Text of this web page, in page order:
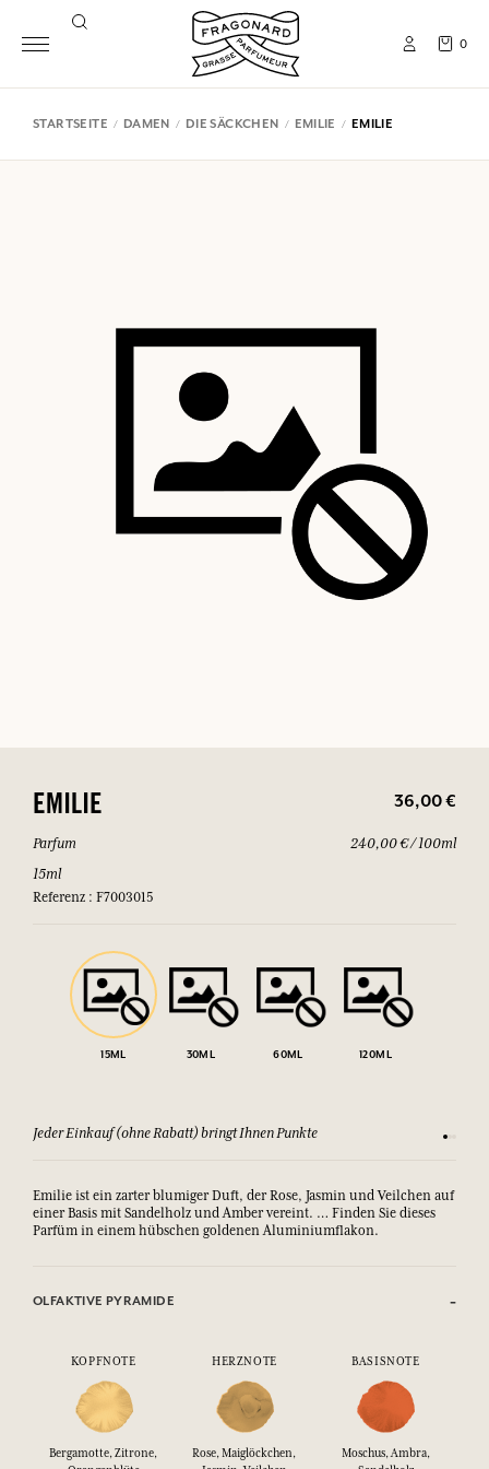
0
STARTSEITE DAMEN DIE SÄCKCHEN EMILIE EMILIE
EMILIE 36,00 €
Parfum
15ml
Referenz : F7003015
240,00 € / 100ml
15ML 30ML 60ML 120ML
Jeder Einkauf (ohne Rabatt) bringt Ihnen Punkte Sehen
Emilie ist ein zarter blumiger Duft, der Rose, Jasmin und Veilchen auf
einer Basis mit Sandelholz und Amber vereint. … Finden Sie dieses
Parfüm in einem hübschen goldenen Aluminiumflakon.
OLFAKTIVE PYRAMIDE
KOPFNOTE HERZNOTE BASISNOTE
Bergamotte, Zitrone,
Rose, Maiglöckchen,
Moschus, Ambra,